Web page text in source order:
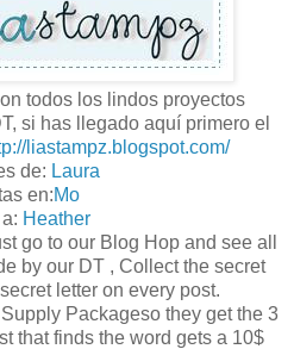
todos los lindos proyectos
si has llegado aquí primero el
liastampz.blogspot.com/
de: Laura
en:Mo
Heather
go to our Blog Hop and see all
by our DT , Collect the secret
letter on every post.
Packageso they get the 3
that finds the word gets a 10$